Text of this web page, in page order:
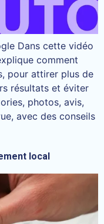
Dans cette vidéo
comment
pour attirer plus de
résultats et éviter
photos, avis,
avec des conseils
local